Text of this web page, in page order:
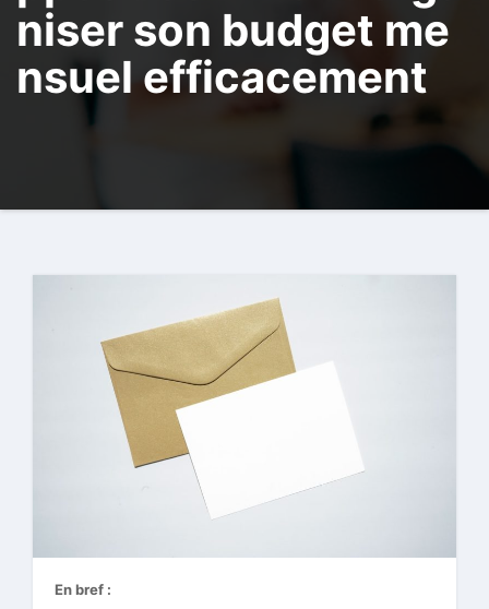
niser son budget me
nsuel efficacement
En bref :